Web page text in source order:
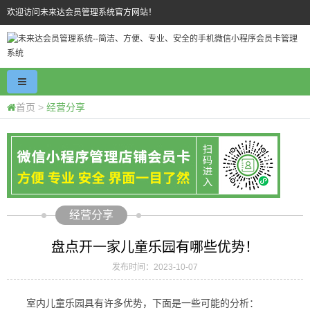
欢迎访问未来达会员管理系统官方网站！
首页 > 经营分享
经营分享
盘点开一家儿童乐园有哪些优势！
发布时间：2023-10-07
室内儿童乐园具有许多优势，下面是一些可能的分析：